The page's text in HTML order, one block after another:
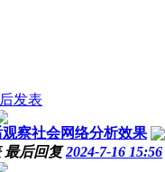
发表
察社会网络分析效果
最后回复2024-7-16 15:56